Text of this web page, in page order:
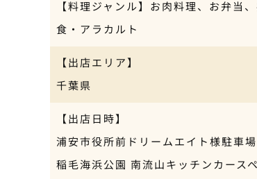
【料理ジャンル】お肉料理、お弁当
食・アラカルト
【出店エリア】
千葉県
【出店日時】
浦安市役所前ドリームエイト様駐車場
稲毛海浜公園 南流山キッチンカース